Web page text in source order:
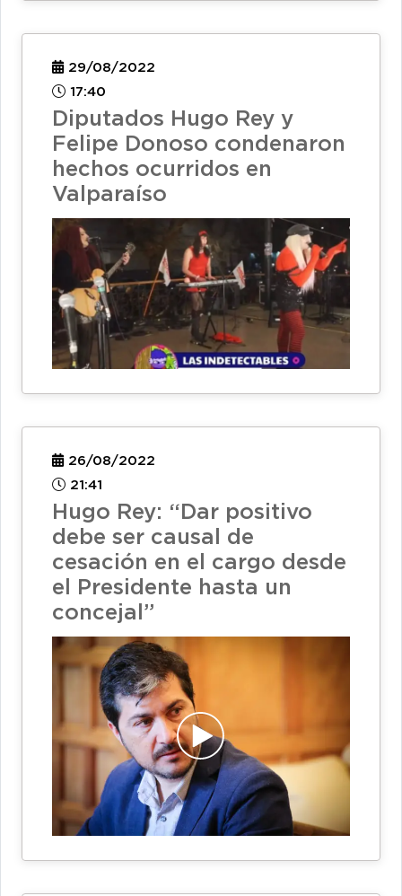
29/08/2022
17:40
Diputados Hugo Rey y
Felipe Donoso condenaron
hechos ocurridos en
Valparaíso
26/08/2022
21:41
Hugo Rey: “Dar positivo
debe ser causal de
cesación en el cargo desde
el Presidente hasta un
concejal”